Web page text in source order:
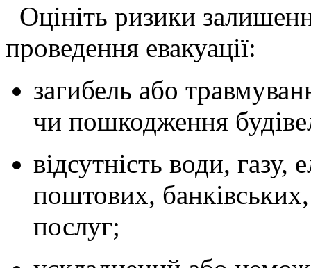
Оцініть ризики
проведення евакуації:
загибель або
чи пошкодження
відсутність води, газу,
поштових,
послуг;